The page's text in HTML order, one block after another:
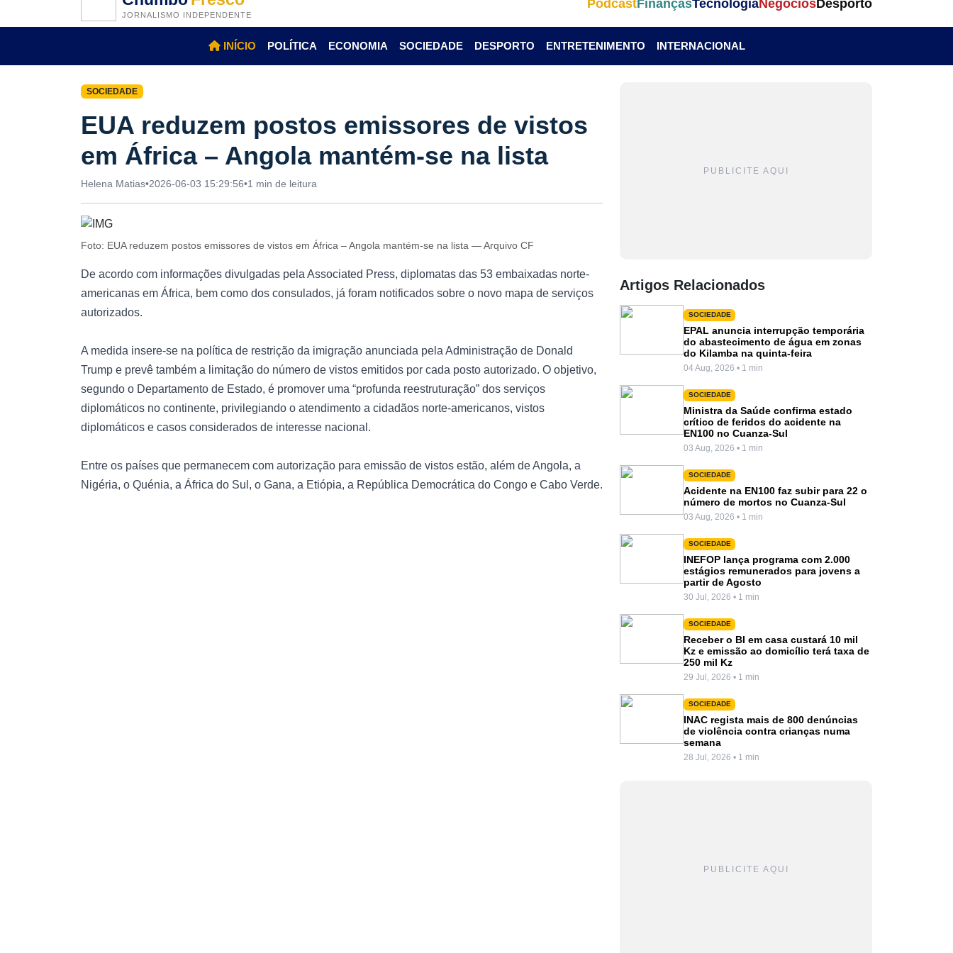
JORNALISMO INDEPENDENTE
PodcastFinançasTecnologiaNegóciosDesporto
INÍCIO POLÍTICA ECONOMIA SOCIEDADE DESPORTO ENTRETENIMENTO INTERNACIONAL
SOCIEDADE
EUA reduzem postos emissores de vistos
em África – Angola mantém-se na lista
Helena Matias•2026-06-03 15:29:56•1 min de leitura
Foto: EUA reduzem postos emissores de vistos em África – Angola mantém-se na lista — Arquivo CF
De acordo com informações divulgadas pela Associated Press, diplomatas das 53 embaixadas norte-
americanas em África, bem como dos consulados, já foram notificados sobre o novo mapa de serviços
autorizados.
A medida insere-se na política de restrição da imigração anunciada pela Administração de Donald
Trump e prevê também a limitação do número de vistos emitidos por cada posto autorizado. O objetivo,
segundo o Departamento de Estado, é promover uma “profunda reestruturação” dos serviços
diplomáticos no continente, privilegiando o atendimento a cidadãos norte-americanos, vistos
diplomáticos e casos considerados de interesse nacional.
Entre os países que permanecem com autorização para emissão de vistos estão, além de Angola, a
Nigéria, o Quénia, a África do Sul, o Gana, a Etiópia, a República Democrática do Congo e Cabo Verde.
PUBLICITE AQUI
Artigos Relacionados
SOCIEDADE
EPAL anuncia interrupção temporária
do abastecimento de água em zonas
do Kilamba na quinta-feira
04 Aug, 2026 • 1 min
SOCIEDADE
Ministra da Saúde confirma estado
crítico de feridos do acidente na
EN100 no Cuanza-Sul
03 Aug, 2026 • 1 min
SOCIEDADE
Acidente na EN100 faz subir para 22 o
número de mortos no Cuanza-Sul
03 Aug, 2026 • 1 min
SOCIEDADE
INEFOP lança programa com 2.000
estágios remunerados para jovens a
partir de Agosto
30 Jul, 2026 • 1 min
SOCIEDADE
Receber o BI em casa custará 10 mil
Kz e emissão ao domicílio terá taxa de
250 mil Kz
29 Jul, 2026 • 1 min
SOCIEDADE
INAC regista mais de 800 denúncias
de violência contra crianças numa
semana
28 Jul, 2026 • 1 min
PUBLICITE AQUI